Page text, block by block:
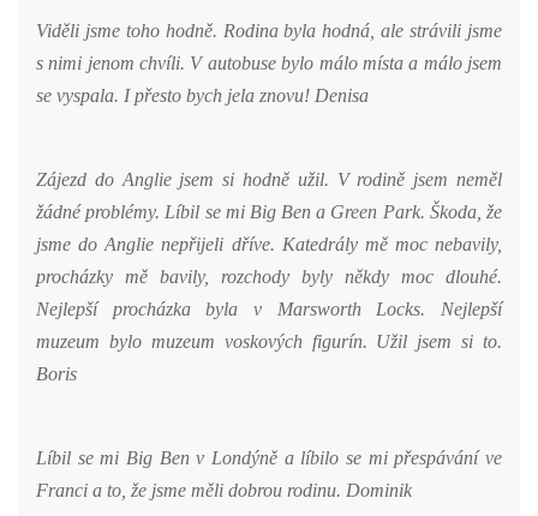
Viděli jsme toho hodně. Rodina byla hodná, ale strávili jsme
s nimi jenom chvíli. V autobuse bylo málo místa a málo jsem
se vyspala. I přesto bych jela znovu! Denisa
Zájezd do Anglie jsem si hodně užil. V rodině jsem neměl
žádné problémy. Líbil se mi Big Ben a Green Park. Škoda, že
jsme do Anglie nepřijeli dříve. Katedrály mě moc nebavily,
procházky mě bavily, rozchody byly někdy moc dlouhé.
Nejlepší procházka byla v Marsworth Locks. Nejlepší
muzeum bylo muzeum voskových figurín. Užil jsem si to.
Boris
Líbil se mi Big Ben v Londýně a líbilo se mi přespávání ve
Franci a to, že jsme měli dobrou rodinu. Dominik